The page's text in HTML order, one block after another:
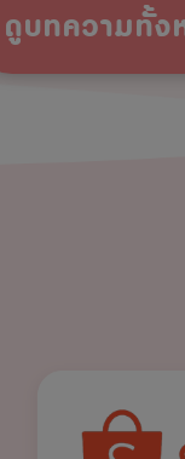
ดูบทความทั้ง